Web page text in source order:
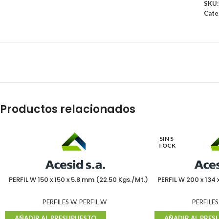
Productos relacionados
PERFIL W 150 x 150 x 5.8 mm (22.50 Kgs./Mt.)
PERFILES W,PERFIL W
SIN S
TOCK
PERFIL W 200 x